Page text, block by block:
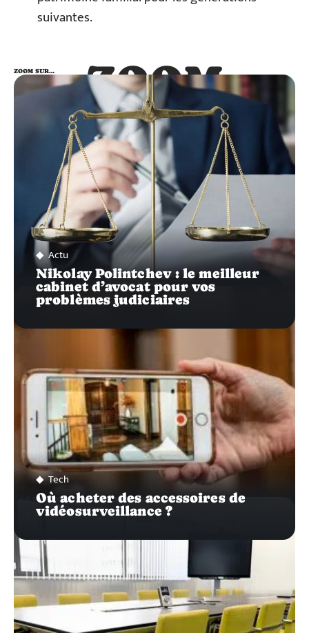
suivantes.
ZOOM
SUR…
ZOOM SUR…
Actu
Nikolay Polintchev : le meilleur
cabinet d’avocat pour vos
problèmes judiciaires
Tech
Où acheter des accessoires de
vidéosurveillance ?